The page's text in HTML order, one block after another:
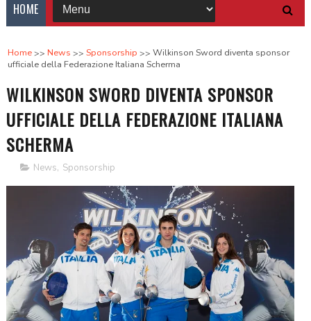
HOME
Home News Sponsorship
Wilkinson Sword diventa sponsor
ufficiale della Federazione Italiana Scherma
WILKINSON SWORD DIVENTA SPONSOR
UFFICIALE DELLA FEDERAZIONE ITALIANA
SCHERMA
News, Sponsorship